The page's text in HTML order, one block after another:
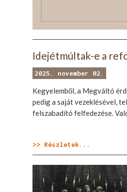
Idejétmúltak-e a
2025. november 02.
Kegyelemből, a Megváltó
pedig a saját vezeklésével,
felszabadító felfedezése.
>> Részletek...